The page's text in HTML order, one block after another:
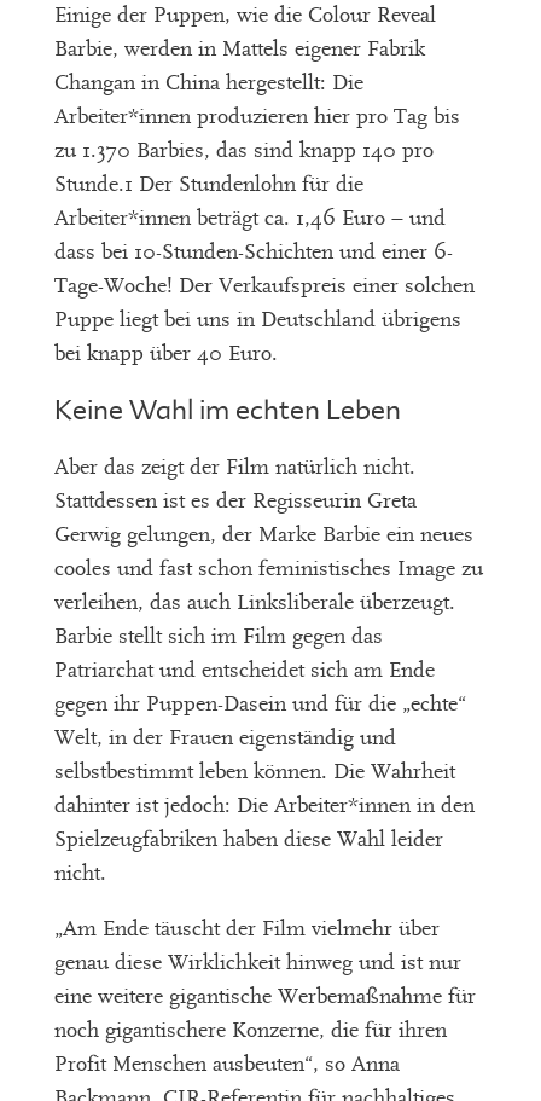
Einige der Puppen, wie die Colour Reveal
Barbie, werden in Mattels eigener Fabrik
Changan in China hergestellt: Die
Arbeiter*innen produzieren hier pro Tag bis
zu 1.370 Barbies, das sind knapp 140 pro
Stunde.1 Der Stundenlohn für die
Arbeiter*innen beträgt ca. 1,46 Euro – und
dass bei 10-Stunden-Schichten und einer 6-
Tage-Woche! Der Verkaufspreis einer solchen
Puppe liegt bei uns in Deutschland übrigens
bei knapp über 40 Euro.
Keine Wahl im echten Leben
Aber das zeigt der Film natürlich nicht.
Stattdessen ist es der Regisseurin Greta
Gerwig gelungen, der Marke Barbie ein neues
cooles und fast schon feministisches Image zu
verleihen, das auch Linksliberale überzeugt.
Barbie stellt sich im Film gegen das
Patriarchat und entscheidet sich am Ende
gegen ihr Puppen-Dasein und für die „echte“
Welt, in der Frauen eigenständig und
selbstbestimmt leben können. Die Wahrheit
dahinter ist jedoch: Die Arbeiter*innen in den
Spielzeugfabriken haben diese Wahl leider
nicht.
„Am Ende täuscht der Film vielmehr über
genau diese Wirklichkeit hinweg und ist nur
eine weitere gigantische Werbemaßnahme für
noch gigantischere Konzerne, die für ihren
Profit Menschen ausbeuten“, so Anna